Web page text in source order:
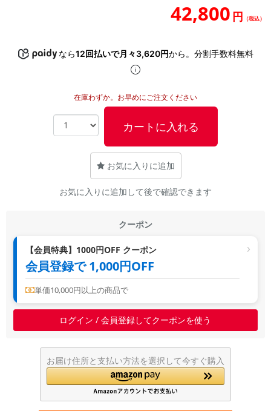
42,800円 （税込）
なら12回払いで月々3,620円から。分割手数料無料
在庫わずか。お早めにご注文ください
カートに入れる
お気に入りに追加
お気に入りに追加して後で確認できます
クーポン
【会員特典】1000円OFF クーポン
会員登録で 1,000円OFF
単価10,000円以上の商品で
ログイン / 会員登録してクーポンを使う
お届け住所と支払い方法を選択して今すぐ購入
OS
円 ～
年 月 まで
各項目のチェックボックスは「or検索」となります。
ただし機能別のみ「and検索」となります。